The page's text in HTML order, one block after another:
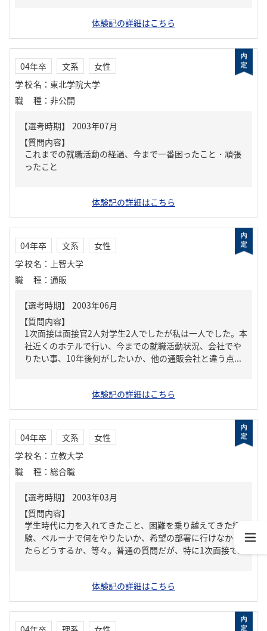
体験記の詳細はこちら
04年卒 文系
女性
学校名 ： 東北学院大学
職種 ： 非公開
【質問内容】
これまでの就職活動の経過、今まで一番困ったこと・頑張
ったこと
体験記の詳細はこちら
04年卒 文系
女性
学校名 ： 上智大学
職種 ： 通販
【質問内容】
1次面接は面接官2人対学生2人でしたが私は一人でした。本
社近くのホテルで行い、今までの就職活動状況、会社でや
りたい事、10年後何がしたいか、他の通販会社と違う点...
体験記の詳細はこちら
04年卒 文系
女性
学校名 ： 立教大学
職種 ： 総合職
【質問内容】
学生時代に力を入れてきたこと、困難を乗り越えてきた経
験、ベルーナで何をやりたいか、希望の部署に行けなかっ
たらどうするか、等々。普通の質問だが、特に1次面接で...
体験記の詳細はこちら